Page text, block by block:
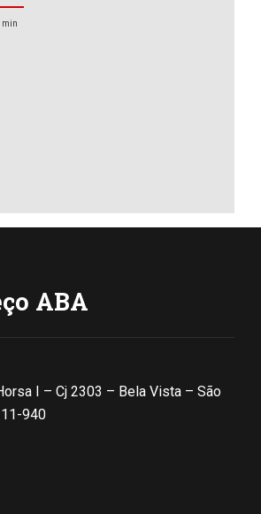
min
ABA
I – Cj 2303 – Bela Vista – São
940